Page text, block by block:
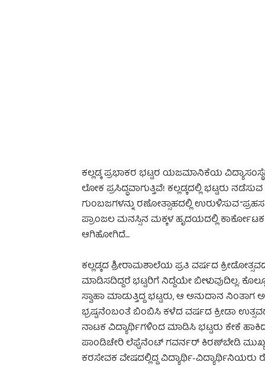
ಕಲ್ಲಡ್ಕ ಪ್ರಭಾಕರ ಭಟ್ಟರ ಯಜಮಾನಿಕೆಯ
ಲೋಕ ಪ್ರಸಿದ್ಧವಾಗುತ್ತಿವೆ! ಕಲ್ಲಡ್ಕದಲ್ಲಿ ಭಟ್ಟರು
ಗುಂಬಜಗಳನ್ನು ರಣೋತ್ಸಾಹದಲ್ಲಿ ಉರುಳಿಸುವ
ಪ್ರಾಂಜಲ ಮನಸ್ಸಿನ ಮಕ್ಕಳ ಹೃದಯದಲ್ಲಿ ಕಾರ್ಕೋಟಕ
ಆಗಿಹೋಗಿದೆ…
ಕಲ್ಲಡ್ಕದ ಶ್ರೀರಾಮಶಾಲೆಯ ಪ್ರತಿ ವರ್ಷದ
ಮಾಡಿಸದಿದ್ದರೆ ಭಟ್ಟರಿಗೆ ನಿದ್ದೆಯೇ ಬೀಳುವುದಿಲ್ಲ.
ಸ್ವಾಹಾ ಮಾಡುತ್ತಿದ್ದ ಭಟ್ಟರು, ಆ ಅನುದಾನ
ಭ್ರಷ್ಟನೆಂಬಂತೆ ಬಿಂಬಿಸಿ ಕಳೆದ ವರ್ಷದ ಕ್ರೀಡಾ
ನಾಟಕ ವಿದ್ಯಾರ್ಥಿಗಳಿಂದ ಮಾಡಿಸಿ ಭಟ್ಟರು ಕೇಕೆ
ಪಾಂಡಿಚೇರಿ ಲೆಫ್ಟೆನೆಂಟ್ ಗವರ್ನರ್ ಕಿರಣ್‍ಬೇಡಿ
ಕರಸೇವಕ ವೇಷದಲ್ಲಿದ್ದ ವಿದ್ಯಾರ್ಥಿ-